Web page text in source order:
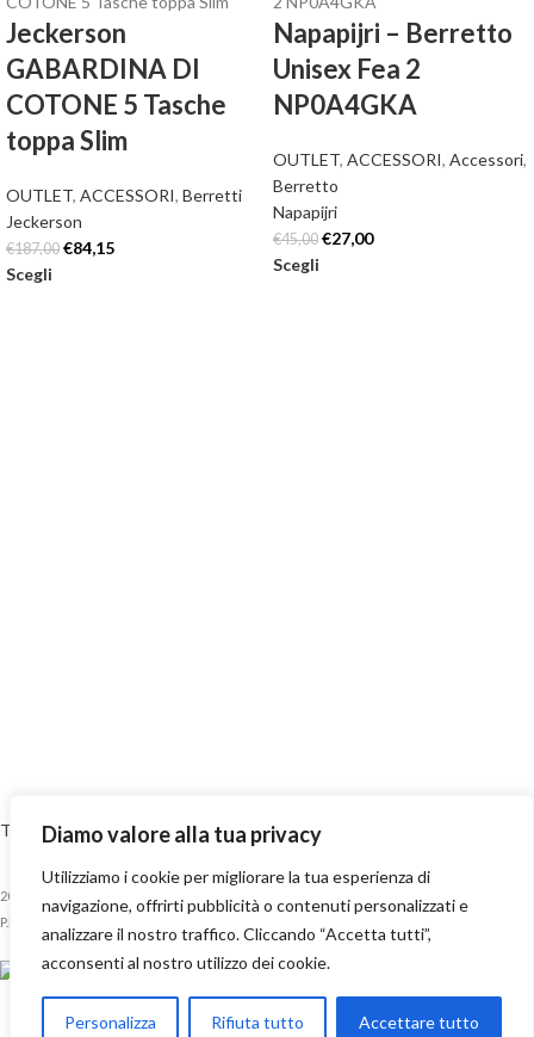
Diamo valore alla tua privacy
Utilizziamo i cookie per migliorare la tua esperienza di
navigazione, offrirti pubblicità o contenuti personalizzati e
analizzare il nostro traffico. Cliccando “Accetta tutti”,
acconsenti al nostro utilizzo dei cookie.
Personalizza Rifiuta tutto Accettare tutto
Jeckerson
GABARDINA DI
COTONE 5 Tasche
toppa Slim
OUTLET, ACCESSORI, Berretti
Jeckerson
€187,00 €84,15
Scegli
Napapijri – Berretto
Unisex Fea 2
NP0A4GKA
OUTLET, ACCESSORI, Accessori,
Berretto
Napapijri
€45,00 €27,00
Scegli
Termini e Condizioni-Privacy Policy-Cookie Policy
2023 Numero70 Boutique S.r.l. Via Medici, 268/270 – 98076 Sant’Agata Militello (ME) –
P.IVA: 03658370832